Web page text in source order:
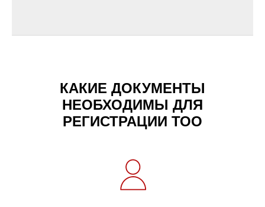
КАКИЕ ДОКУМЕНТЫ
НЕОБХОДИМЫ ДЛЯ
РЕГИСТРАЦИИ ТОО